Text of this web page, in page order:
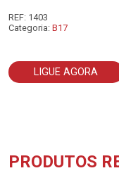
REF: 1403
Categoria: B17
LIGUE AGORA
PRODUTOS